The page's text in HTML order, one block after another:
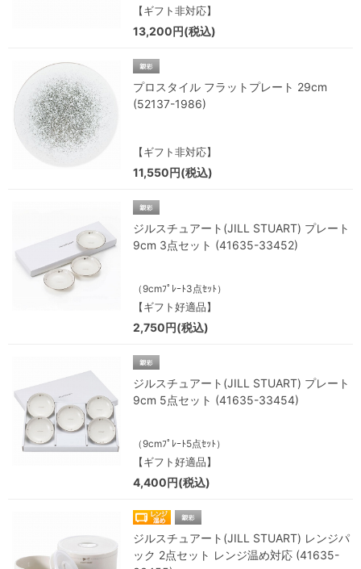
【ギフト非対応】
13,200円(税込)
プロスタイル フラットプレート 29cm
(52137-1986)
【ギフト非対応】
11,550円(税込)
ジルスチュアート(JILL STUART) プレート
9cm 3点セット (41635-33452)
（9cmﾌﾟﾚｰﾄ3点ｾｯﾄ）
【ギフト好適品】
2,750円(税込)
ジルスチュアート(JILL STUART) プレート
9cm 5点セット (41635-33454)
（9cmﾌﾟﾚｰﾄ5点ｾｯﾄ）
【ギフト好適品】
4,400円(税込)
ジルスチュアート(JILL STUART) レンジパ
ック 2点セット レンジ温め対応 (41635-